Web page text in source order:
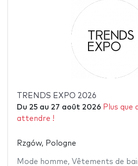
TRENDS EXPO 2026
Du 25au 27 août 2026 Plus que
attendre !
Rzgów, Pologne
Mode homme, Vêtements de